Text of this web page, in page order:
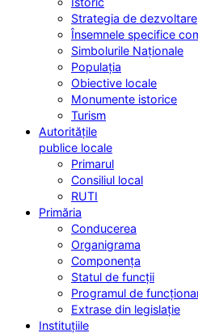
Strategia de dezvoltare
Însemnele specifice
Simbolurile Naționale
Populația
Obiective locale
Monumente istorice
Turism
Autoritățile
publice locale
Primarul
Consiliul local
RUTI
Primăria
Conducerea
Organigrama
Componența
Statul de funcții
Programul de
Extrase din legislație
Instituțiile